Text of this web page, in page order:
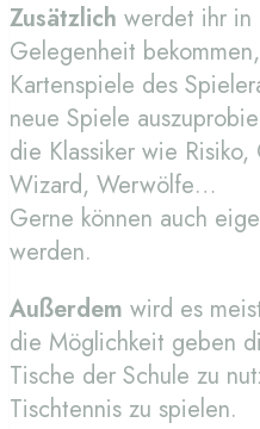
Zusätzlich werdet ihr
Gelegenheit
Kartenspiele des
neue Spiele
die Klassiker wie
Wizard, Werwölfe…
Gerne können auch
werden.
Außerdem wird es
die Möglichkeit geben
Tische der Schule zu
Tischtennis zu spielen.